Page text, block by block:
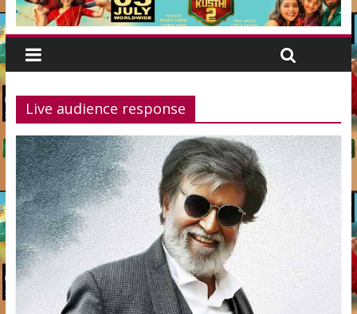
Live audience response